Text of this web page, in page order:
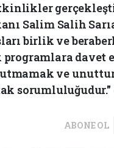
Salim Salih
birlik ve
davet
ve
sorumluluğudur."
ABONE OL